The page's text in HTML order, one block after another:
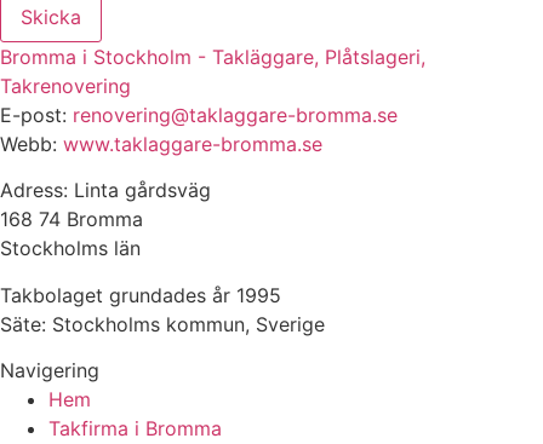
Skicka
Bromma i Stockholm - Takläggare, Plåtslageri,
Takrenovering
E-post: renovering@taklaggare-bromma.se
Webb: www.taklaggare-bromma.se
Adress: Linta gårdsväg
168 74 Bromma
Stockholms län
Takbolaget grundades år 1995
Säte: Stockholms kommun, Sverige
Navigering
Hem
Takfirma i Bromma